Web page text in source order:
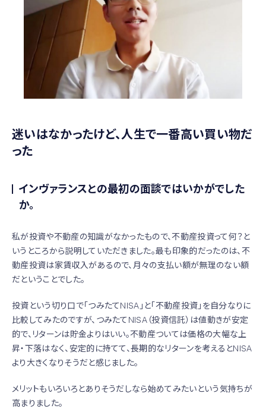
迷いはなかったけど、人生で一番高い買い物だ
った
インヴァランスとの最初の面談ではいかがでした
か。
私が投資や不動産の知識がなかったもので、不動産投資って何？と
いうところから説明していただきました。最も印象的だったのは、不
動産投資は家賃収入があるので、月々の支払い額が無理のない額
だということでした。
投資という切り口で「つみたてNISA」と「不動産投資」を自分なりに
比較してみたのですが、つみたてNISA（投資信託）は値動きが安定
的で、リターンは貯金よりはいい。不動産ついては価格の大幅な上
昇・下落はなく、安定的に持てて、長期的なリターンを考えるとNISA
より大きくなりそうだと感じました。
メリットもいろいろとありそうだしなら始めてみたいという気持ちが
高まりました。